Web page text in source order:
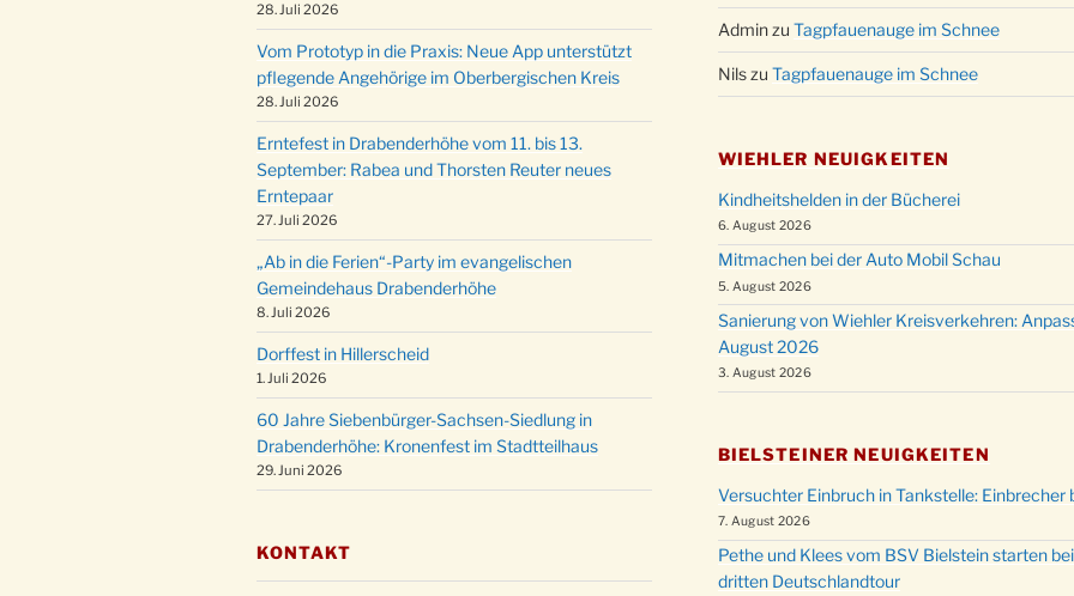
24.12.
24.12.
28. Juli 2026
Vom Prototyp in die Praxis: Neue App unterstützt
pflegende Angehörige im Oberbergischen Kreis
28. Juli 2026
Erntefest in Drabenderhöhe vom 11. bis 13.
September: Rabea und Thorsten Reuter neues
Erntepaar
27. Juli 2026
„Ab in die Ferien“-Party im evangelischen
Gemeindehaus Drabenderhöhe
8. Juli 2026
Dorffest in Hillerscheid
1. Juli 2026
60 Jahre Siebenbürger-Sachsen-Siedlung in
Drabenderhöhe: Kronenfest im Stadtteilhaus
29. Juni 2026
KONTAKT
Adminzu Tagpfauenauge im Schnee
Nilszu Tagpfauenauge im Schnee
WIEHLER NEUIGKEITEN
Kindheitshelden in der Bücherei
6. August 2026
Mitmachen bei der Auto Mobil Schau
5. August 2026
Sanierung von Wiehler Kreisverkehren:
August 2026
3. August 2026
BIELSTEINER NEUIGKEITEN
Versuchter Einbruch in Tankstelle:
7. August 2026
Pethe und Klees vom BSV Bielstein starten
dritten Deutschlandtour